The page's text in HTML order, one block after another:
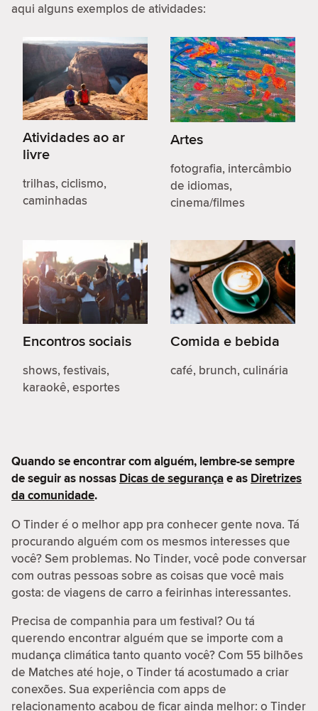
aqui alguns exemplos de atividades:
Atividades ao ar
livre
trilhas, ciclismo,
caminhadas
Artes
fotografia, intercâmbio
de idiomas,
cinema/filmes
Encontros sociais
shows, festivais,
karaokê, esportes
Comida e bebida
café, brunch, culinária
Quando se encontrar com alguém, lembre-se sempre
de seguir as nossas Dicas de segurançae as Diretrizes
da comunidade.
O Tinder é o melhor app pra conhecer gente nova. Tá
procurando alguém com os mesmos interesses que
você? Sem problemas. No Tinder, você pode conversar
com outras pessoas sobre as coisas que você mais
gosta: de viagens de carro a feirinhas interessantes.
Precisa de companhia para um festival? Ou tá
querendo encontrar alguém que se importe com a
mudança climática tanto quanto você? Com 55 bilhões
de Matches até hoje, o Tinder tá acostumado a criar
conexões. Sua experiência com apps de
relacionamento acabou de ficar ainda melhor: o Tinder